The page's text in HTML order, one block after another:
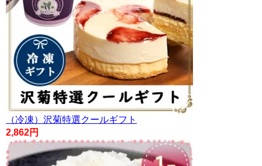
（冷凍）沢菊特選クールギフト
2,862円